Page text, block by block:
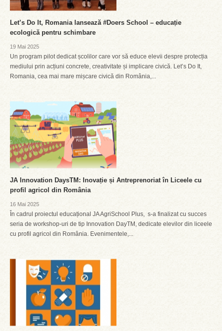
Let’s Do It, Romania lansează #Doers School – educație
ecologică pentru schimbare
19 Mai 2025
Un program pilot dedicat școlilor care vor să educe elevii despre protecția
mediului prin acțiuni concrete, creativitate și implicare civică. Let’s Do It,
Romania, cea mai mare mișcare civică din România,...
JA Innovation DaysTM: Inovație și Antreprenoriat în Liceele cu
profil agricol din România
16 Mai 2025
În cadrul proiectul educațional JA AgriSchool Plus, s-a finalizat cu succes
seria de workshop-uri de tip Innovation DayTM, dedicate elevilor din liceele
cu profil agricol din România. Evenimentele,...